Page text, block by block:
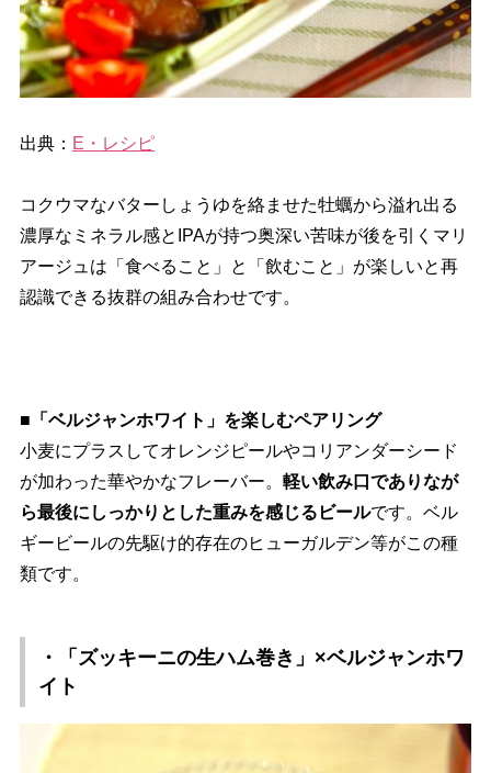
出典： E・レシピ
コクウマなバターしょうゆを絡ませた牡蠣から溢れ出る
濃厚なミネラル感とIPAが持つ奥深い苦味が後を引くマリ
アージュは「食べること」と「飲むこと」が楽しいと再
認識できる抜群の組み合わせです。
■「ベルジャンホワイト」を楽しむペアリング
小麦にプラスしてオレンジピールやコリアンダーシード
が加わった華やかなフレーバー。 軽い飲み口でありなが
ら最後にしっかりとした重みを感じるビールです。ベル
ギービールの先駆け的存在のヒューガルデン等がこの種
類です。
・「ズッキーニの生ハム巻き」×ベルジャンホワ
イト